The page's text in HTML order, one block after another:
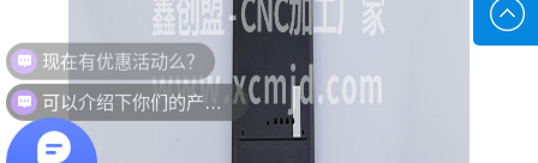
现在有优惠活动么？